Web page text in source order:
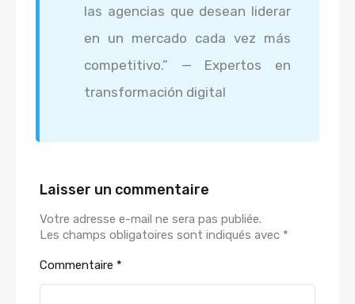
las agencias que desean liderar
en un mercado cada vez más
competitivo.” — Expertos en
transformación digital
Laisser un commentaire
Votre adresse e-mail ne sera pas publiée.
Les champs obligatoires sont indiqués avec *
Commentaire *